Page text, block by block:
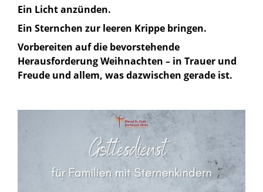
Ein Licht anzünden.
Ein Sternchen zur leeren Krippe bringen.
Vorbereiten auf die bevorstehende
Herausforderung Weihnachten – in Trauer und
Freude und allem, was dazwischen gerade ist.